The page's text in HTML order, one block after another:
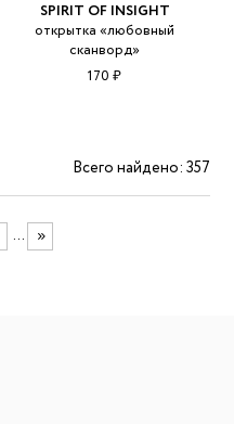
SPIRIT OF INSIGHT
открытка «любовный
сканворд»
170 ₽
Всего найдено: 357
...